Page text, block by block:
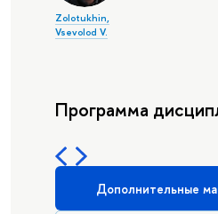
Zolotukhin,
Vsevolod V.
Программа
Дополнительные